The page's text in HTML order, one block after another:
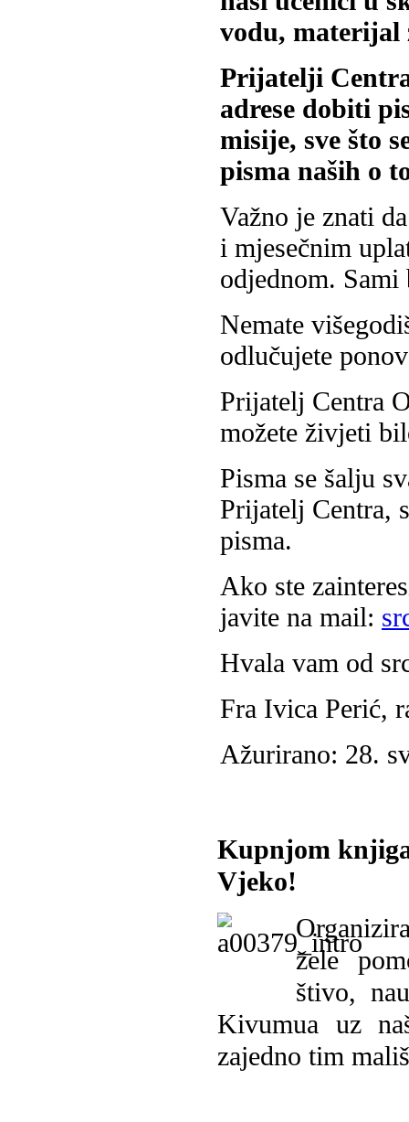
vodu, materijal
Prijatelji
adrese dobiti
misije, sve što
pisma naših o
Važno je znati
i mjesečnim
odjednom.
Nemate
odlučujete
Prijatelj Centra
možete živjeti
Pisma se šalju
Prijatelj Centra,
pisma.
Ako ste
javite na mail:
Hvala vam od
Fra Ivica Perić,
Ažurirano: 28.
Kupnjom
Vjeko!
žele
štivo,
Kivumua uz
zajedno tim